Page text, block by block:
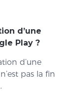
d’une
Play ?
d’une
pas la fin